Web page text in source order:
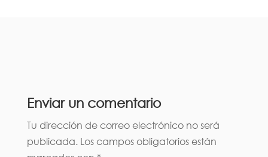
Enviar un comentario
Tu dirección de correo electrónico no será
publicada. Los campos obligatorios están